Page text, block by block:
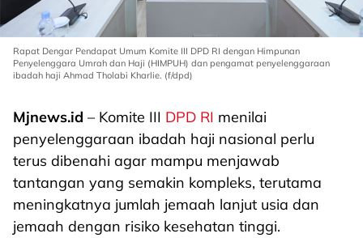
Rapat Dengar Pendapat Umum Komite III DPD RI dengan Himpunan
Penyelenggara Umrah dan Haji (HIMPUH) dan pengamat penyelenggaraan
ibadah haji Ahmad Tholabi Kharlie. (f/dpd)
Mjnews.id – Komite III DPD RI menilai
penyelenggaraan ibadah haji nasional perlu
terus dibenahi agar mampu menjawab
tantangan yang semakin kompleks, terutama
meningkatnya jumlah jemaah lanjut usia dan
jemaah dengan risiko kesehatan tinggi.